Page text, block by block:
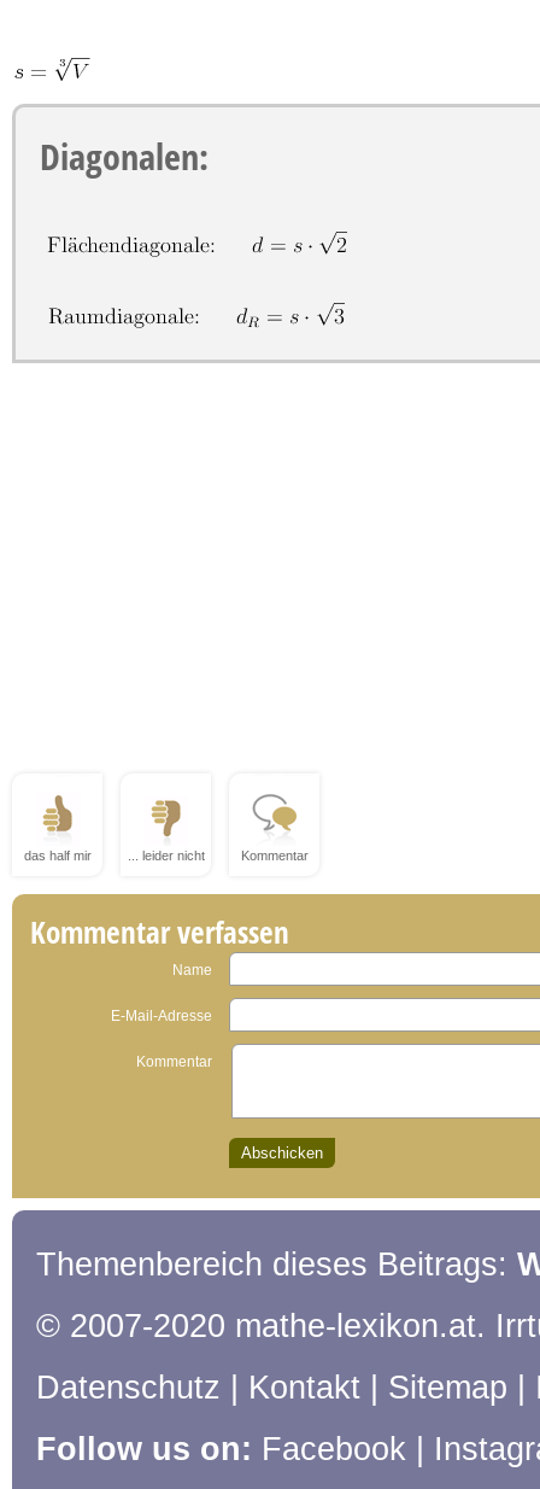
Diagonalen:
das half mir ... leider nicht Kommentar
Kommentar verfassen
Name
E-Mail-Adresse
Kommentar
Themenbereich dieses Beitrags:
© 2007-2020 mathe-lexikon.at.
Datenschutz
Kontakt Sitemap
Follow us on: Facebook